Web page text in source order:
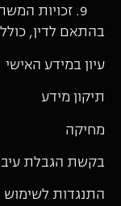
זכויות
בהתאם לדין, כולל תיקון 13,
עיון במידע האישי
תיקון מידע
מחיקה
בקשת הגבלת
התנגדות לשימוש